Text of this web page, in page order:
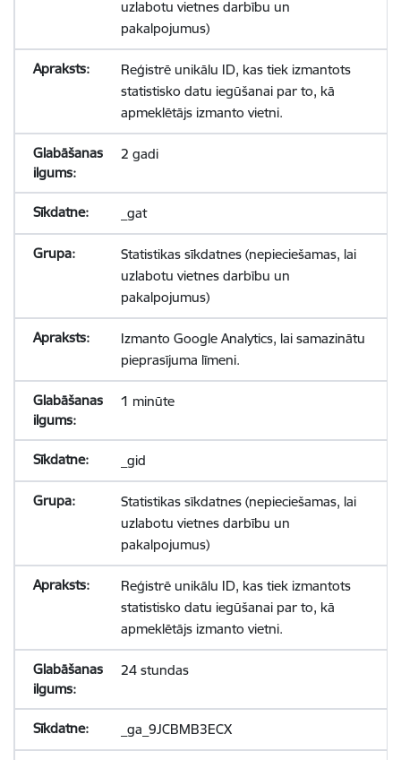
uzlabotu vietnes darbību un
pakalpojumus)
Reģistrē unikālu ID, kas tiek izmantots
statistisko datu iegūšanai par to, kā
apmeklētājs izmanto vietni.
2 gadi
_gat
Statistikas sīkdatnes (nepieciešamas, lai
uzlabotu vietnes darbību un
pakalpojumus)
Izmanto Google Analytics, lai samazinātu
pieprasījuma līmeni.
1 minūte
_gid
Statistikas sīkdatnes (nepieciešamas, lai
uzlabotu vietnes darbību un
pakalpojumus)
Reģistrē unikālu ID, kas tiek izmantots
statistisko datu iegūšanai par to, kā
apmeklētājs izmanto vietni.
24 stundas
_ga_9JCBMB3ECX